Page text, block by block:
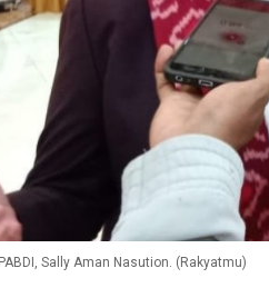
Sally Aman Nasution. (Rakyatmu)